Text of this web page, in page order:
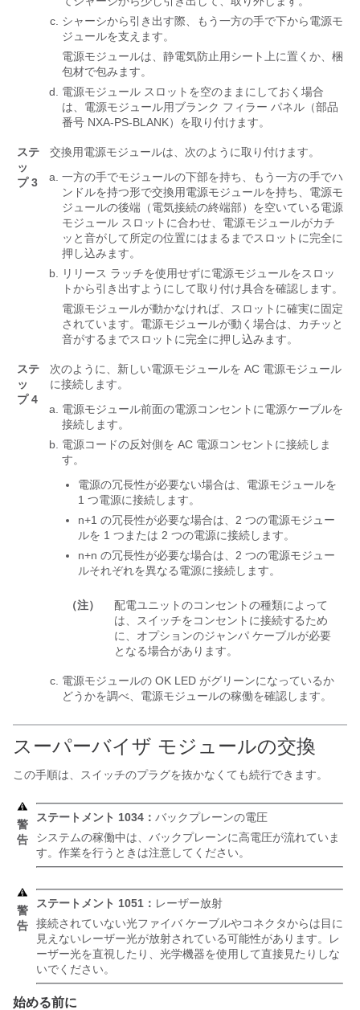
シャーシから引き出す際、もう一方の手で下から電源モ
ジュールを支えます。
電源モジュールは、静電気防止用シート上に置くか、梱
包材で包みます。
電源モジュール スロットを空のままにしておく場合
は、電源モジュール用ブランク フィラー パネル（部品
番号 NXA-PS-BLANK）を取り付けます。
ステ
ッ
プ 3
交換用電源モジュールは、次のように取り付けます。
一方の手でモジュールの下部を持ち、もう一方の手でハ
ンドルを持つ形で交換用電源モジュールを持ち、電源モ
ジュールの後端（電気接続の終端部）を空いている電源
モジュール スロットに合わせ、電源モジュールがカチ
ッと音がして所定の位置にはまるまでスロットに完全に
押し込みます。
リリース ラッチを使用せずに電源モジュールをスロッ
トから引き出すようにして取り付け具合を確認します。
電源モジュールが動かなければ、スロットに確実に固定
されています。電源モジュールが動く場合は、カチッと
音がするまでスロットに完全に押し込みます。
ステ
ッ
プ 4
次のように、新しい電源モジュールを AC 電源モジュール
に接続します。
電源モジュール前面の電源コンセントに電源ケーブルを
接続します。
電源コードの反対側を AC 電源コンセントに接続しま
す。
電源の冗長性が必要ない場合は、電源モジュールを
1 つ電源に接続します。
n+1 の冗長性が必要な場合は、2 つの電源モジュー
ルを 1 つまたは 2 つの電源に接続します。
n+n の冗長性が必要な場合は、2 つの電源モジュー
ルそれぞれを異なる電源に接続します。
（注）
配電ユニットのコンセントの種類によって
は、スイッチをコンセントに接続するため
に、オプションのジャンパ ケーブルが必要
となる場合があります。
電源モジュールの OK LED がグリーンになっているか
どうかを調べ、電源モジュールの稼働を確認します。
スーパーバイザ モジュールの交換
この手順は、スイッチのプラグを抜かなくても続行できます。
警
告
ステートメント 1034： バックプレーンの電圧
システムの稼働中は、バックプレーンに高電圧が流れていま
す。作業を行うときは注意してください。
警
告
ステートメント 1051： レーザー放射
接続されていない光ファイバ ケーブルやコネクタからは目に
見えないレーザー光が放射されている可能性があります。レ
ーザー光を直視したり、光学機器を使用して直接見たりしな
いでください。
始める前に